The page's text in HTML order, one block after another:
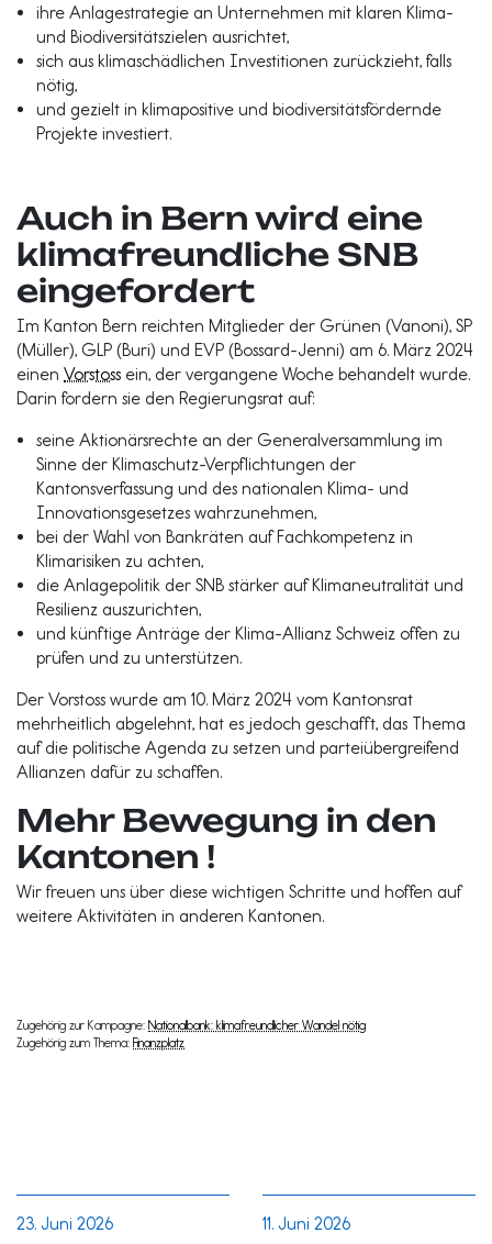
ihre Anlagestrategie an Unternehmen mit klaren Klima-
und Biodiversitätszielen ausrichtet,
sich aus klimaschädlichen Investitionen zurückzieht, falls
nötig,
und gezielt in klimapositive und biodiversitätsfördernde
Projekte investiert.
Auch in Bern wird eine
klimafreundliche SNB
eingefordert
Im Kanton Bern reichten Mitglieder der Grünen (Vanoni), SP
(Müller), GLP (Buri) und EVP (Bossard-Jenni) am 6. März 2024
einen Vorstoss ein, der vergangene Woche behandelt wurde.
Darin fordern sie den Regierungsrat auf:
seine Aktionärsrechte an der Generalversammlung im
Sinne der Klimaschutz-Verpflichtungen der
Kantonsverfassung und des nationalen Klima- und
Innovationsgesetzes wahrzunehmen,
bei der Wahl von Bankräten auf Fachkompetenz in
Klimarisiken zu achten,
die Anlagepolitik der SNB stärker auf Klimaneutralität und
Resilienz auszurichten,
und künftige Anträge der Klima-Allianz Schweiz offen zu
prüfen und zu unterstützen.
Der Vorstoss wurde am 10. März 2024 vom Kantonsrat
mehrheitlich abgelehnt, hat es jedoch geschafft, das Thema
auf die politische Agenda zu setzen und parteiübergreifend
Allianzen dafür zu schaffen.
Mehr Bewegung in den
Kantonen !
Wir freuen uns über diese wichtigen Schritte und hoffen auf
weitere Aktivitäten in anderen Kantonen.
Zugehörig zur Kampagne: Nationalbank: klimafreundlicher Wandel nötig
Zugehörig zum Thema: Finanzplatz
23. Juni 2026 11. Juni 2026